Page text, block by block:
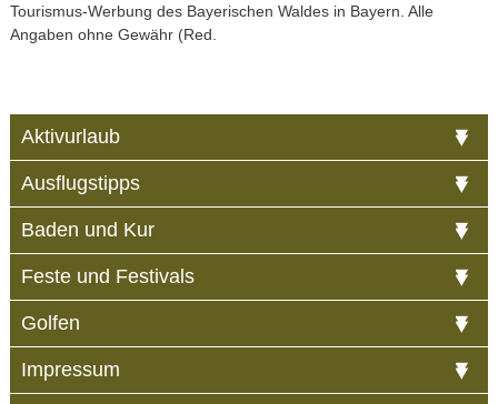
Tourismus-Werbung des Bayerischen Waldes in Bayern. Alle
Angaben ohne Gewähr (Red.
Aktivurlaub
Ausflugstipps
Baden und Kur
Feste und Festivals
Golfen
Impressum